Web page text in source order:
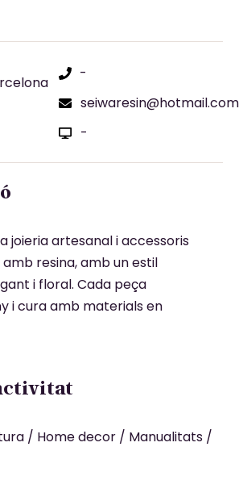
-
seiwaresin@hotmail.com
-
joieria artesanal i accessoris
resina, amb un estil
i floral. Cada peça
i cura amb materials en
/ Home decor / Manualitats /